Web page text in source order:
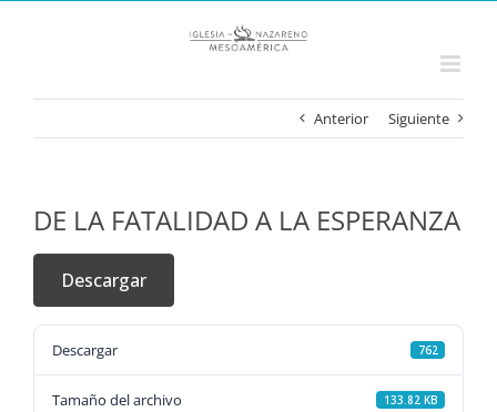
Anterior Siguiente
DE LA FATALIDAD A LA ESPERANZA
Descargar
Descargar 762
Tamaño del archivo 133.82 KB